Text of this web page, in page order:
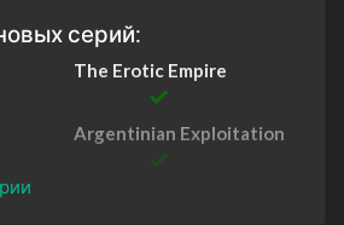
серий:
The Erotic Empire
Argentinian Exploitation